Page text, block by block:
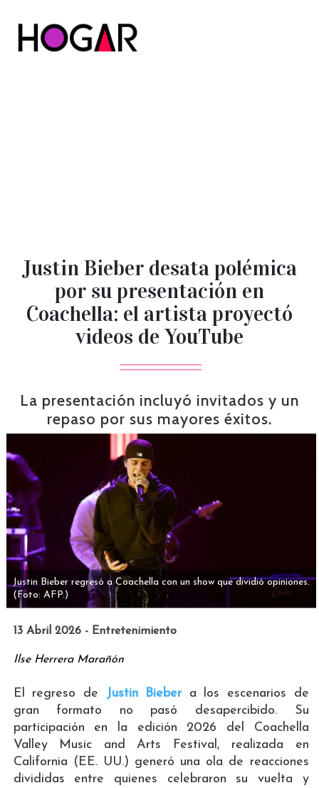
Justin Bieber desata polémica
por su presentación en
Coachella: el artista proyectó
videos de YouTube
La presentación incluyó invitados y un
repaso por sus mayores éxitos.
Justin Bieber regresó a Coachella con un show que dividió opiniones.
(Foto: AFP.)
13 Abril 2026 - Entretenimiento
Ilse Herrera Marañón
El regreso de Justin Biebera los escenarios de
gran formato no pasó desapercibido. Su
participación en la edición 2026 del Coachella
Valley Music and Arts Festival, realizada en
California (EE. UU.) generó una ola de reacciones
divididas entre quienes celebraron su vuelta y